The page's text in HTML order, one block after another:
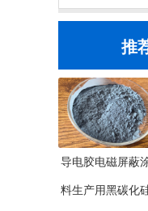
推
导电胶电磁屏蔽
料生产用黑碳化